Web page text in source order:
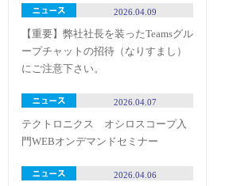
2026.04.09
【重要】弊社社長を装ったTeamsグル
ープチャットの招待（なりすまし）
にご注意下さい。
2026.04.07
テクトロニクス オシロスコープ入
門WEBオンデマンドセミナー
2026.04.06